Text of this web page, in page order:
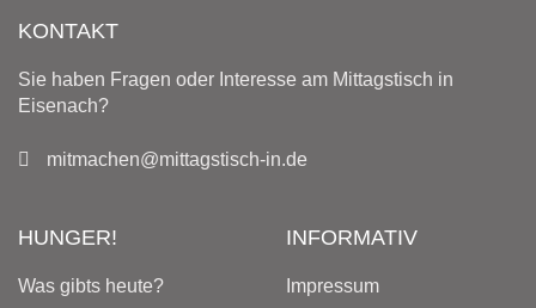
KONTAKT
Sie haben Fragen oder Interesse am Mittagstisch in
Eisenach?
mitmachen@mittagstisch-in.de
HUNGER!
Was gibts heute?
INFORMATIV
Impressum